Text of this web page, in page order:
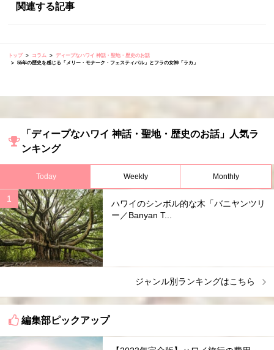
関連する記事
トップ コラム
ディープなハワイ 神話・聖地・歴史のお話
55年の歴史を感じる「メリー・モナーク・フェスティバル」とフラの女神「ラカ」
「ディープなハワイ 神話・聖地・歴史のお話」人気ラ
ンキング
Today Weekly Monthly
ハワイのシンボル的な木「バニヤンツリ
ー／Banyan T...
ジャンル別ランキングはこちら
編集部ピックアップ